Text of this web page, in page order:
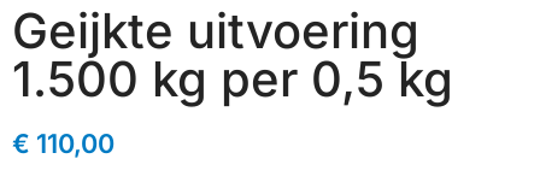
Geijkte uitvoering
1.500 kg per 0,5 kg
€ 110,00